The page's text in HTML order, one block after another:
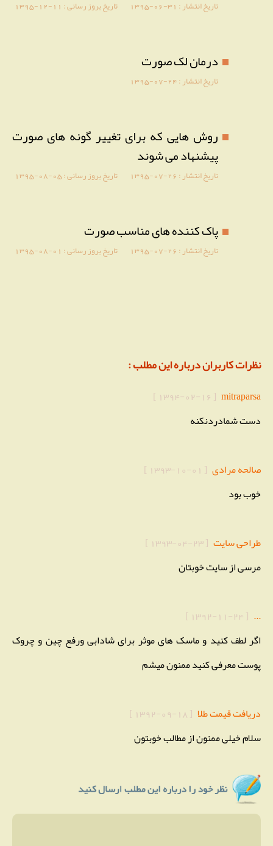
تاریخ انتشار : 1395-06-31 تاریخ بروز رسانی : 1395-12-11
درمان لک صورت
تاریخ انتشار :1395-07-24
روش هایی که برای تغییر گونه های صورت
پیشنهاد می شوند
تاریخ انتشار :1395-07-26 تاریخ بروز رسانی :1395-08-05
پاک کننده های مناسب صورت
تاریخ انتشار :1395-07-26 تاریخ بروز رسانی : 1395-08-01
نظرات کاربران درباره این مطلب :
mitraparsa
[
1394-02-16
]
دست شمادردنكنه
صالحه مرادی [
1393-10-01
]
خوب بود
طراحی سایت [
1393-04-23
]
مرسی از سایت خوبتان
...
[
1392-11-24
]
اگر لطف کنید و ماسک های موثر برای شادابی ورفع چین و چروک
پوست معرفی کنید ممنون میشم
دریافت قیمت طلا [
1392-09-18
]
سلام خیلی ممنون از مطالب خوبتون